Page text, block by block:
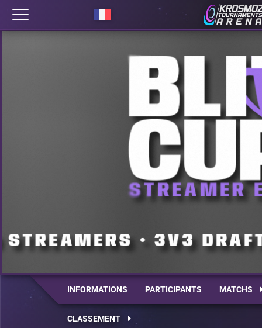
INFORMATIONS PARTICIPANTS MATCHS
CLASSEMENT